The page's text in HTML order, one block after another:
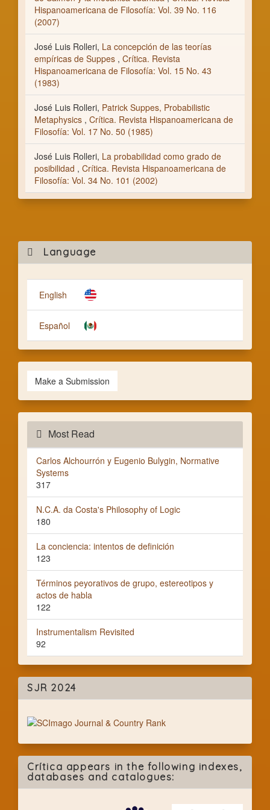
Hispanoamericana de Filosofía: Vol. 39 No. 116
(2007)
José Luis Rolleri, La concepción de las teorías
empíricas de Suppes , Crítica. Revista
Hispanoamericana de Filosofía: Vol. 15 No. 43
(1983)
José Luis Rolleri, Patrick Suppes, Probabilistic
Metaphysics , Crítica. Revista Hispanoamericana de
Filosofía: Vol. 17 No. 50 (1985)
José Luis Rolleri, La probabilidad como grado de
posibilidad , Crítica. Revista Hispanoamericana de
Filosofía: Vol. 34 No. 101 (2002)
Language
English
Español
a
Make a Submission
Most Read
Carlos Alchourrón y Eugenio Bulygin, Normative
Systems
317
N.C.A. da Costa's Philosophy of Logic
180
La conciencia: intentos de definición
123
Términos peyorativos de grupo, estereotipos y
actos de habla
122
Instrumentalism Revisited
92
SJR 2024
Crítica appears in the following indexes,
databases and catalogues: